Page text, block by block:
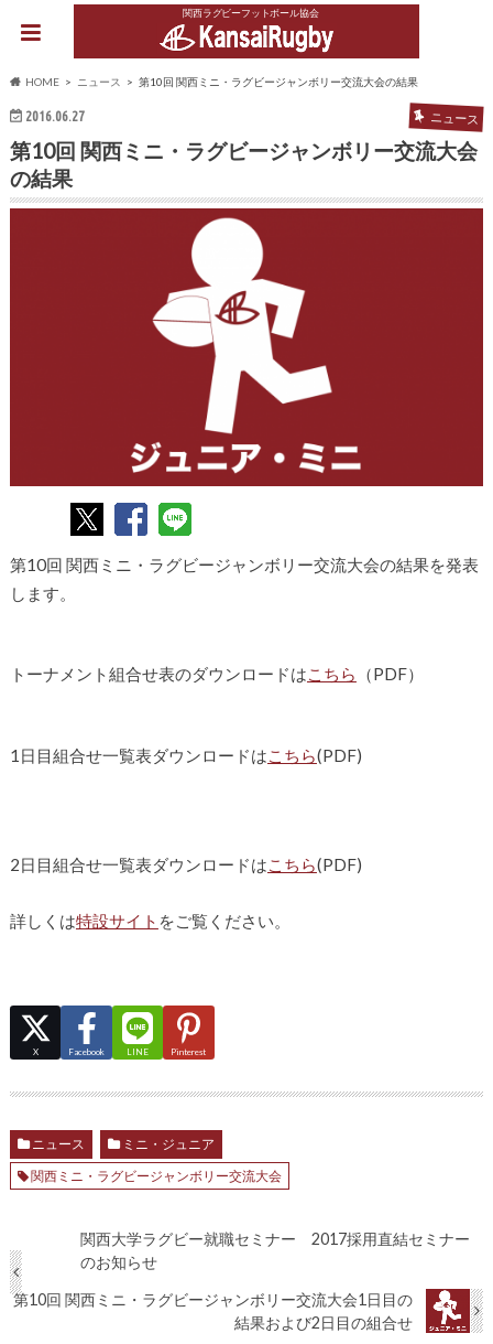
関西ラグビーフットボール協会
HOME ニュース 第10回 関西ミニ・ラグビージャンボリー交流大会の結果
2016.06.27 ニュース
第10回 関西ミニ・ラグビージャンボリー交流大会
の結果
第10回 関西ミニ・ラグビージャンボリー交流大会の結果を発表
します。
トーナメント組合せ表のダウンロードはこちら （PDF）
1日目組合せ一覧表ダウンロードはこちら(PDF)
2日目組合せ一覧表ダウンロードはこちら(PDF)
詳しくは特設サイト をご覧ください。
X Facebook LINE Pinterest
ニュース
ミニ・ジュニア
関西ミニ・ラグビージャンボリー交流大会
関西大学ラグビー就職セミナー 2017採用直結セミナー
のお知らせ
第10回 関西ミニ・ラグビージャンボリー交流大会1日目の
結果および2日目の組合せ